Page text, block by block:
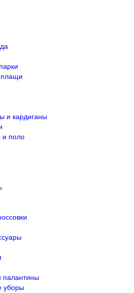
плащи
и кардиганы
и поло
уборы